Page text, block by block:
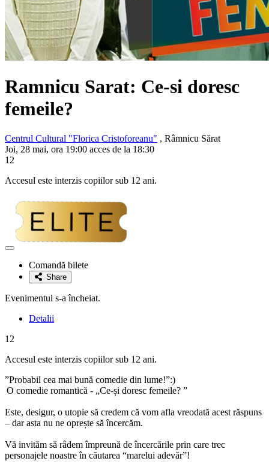
Ramnicu Sarat: Ce-si doresc
femeile?
Centrul Cultural "Florica Cristoforeanu" , Râmnicu Sărat
Joi, 28 mai, ora 19:00 acces de la 18:30
12
Accesul este interzis copiilor sub 12 ani.
Adaugă
favoriteComandă bilete
Share
Evenimentul s-a încheiat.
Detalii
12
Accesul este interzis copiilor sub 12 ani.
”Probabil cea mai bună comedie din lume!”:)
O comedie romantică - „Ce-și doresc femeile? ”
Este, desigur, o utopie să credem că vom afla vreodată acest răspuns
– dar asta nu ne oprește să încercăm.
Vă invităm să râdem împreună de încercările prin care trec
personajele noastre în căutarea “marelui adevăr”!